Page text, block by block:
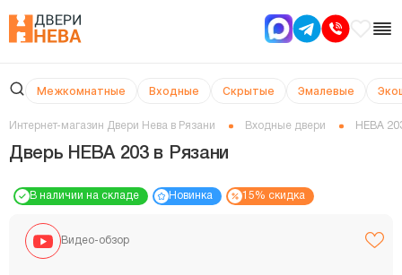
Межкомнатные Входные Скрытые Эмалевые
Интернет-магазин Двери Нева в Рязани Входные двери НЕВА
Дверь НЕВА 203 в Рязани
В наличии на складе Новинка 15% скидка
Видео-обзор